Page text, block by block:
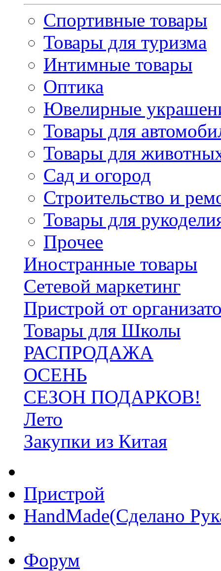
Спортивные товары
Товары для туризма
Интимные товары
Оптика
Ювелирные
Товары для
Товары для
Сад и огород
Строительство и
Товары для
Прочее
Иностранные товары
Сетевой маркетинг
Пристрой от
Товары для Школы
РАСПРОДАЖА
ОСЕНЬ
СЕЗОН ПОДАРКОВ!
Лето
Закупки из Китая
Пристрой
HandMade(Сделано
Форум